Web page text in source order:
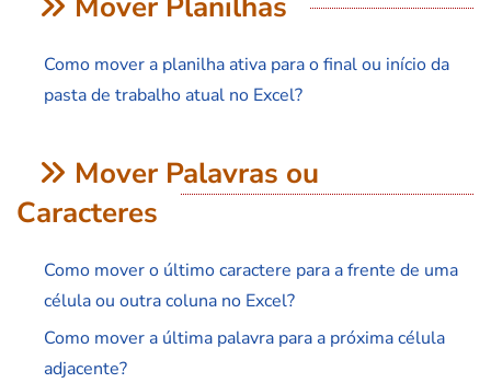
Como mover a planilha ativa para o final ou início da
pasta de trabalho atual no Excel?
Mover Palavras ou
Caracteres
Como mover o último caractere para a frente de uma
célula ou outra coluna no Excel?
Como mover a última palavra para a próxima célula
adjacente?